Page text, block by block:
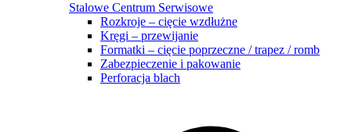
Stalowe Centrum Serwisowe
Rozkroje – cięcie wzdłużne
Kręgi – przewijanie
Formatki – cięcie poprzeczne / trapez / romb
Zabezpieczenie i pakowanie
Perforacja blach